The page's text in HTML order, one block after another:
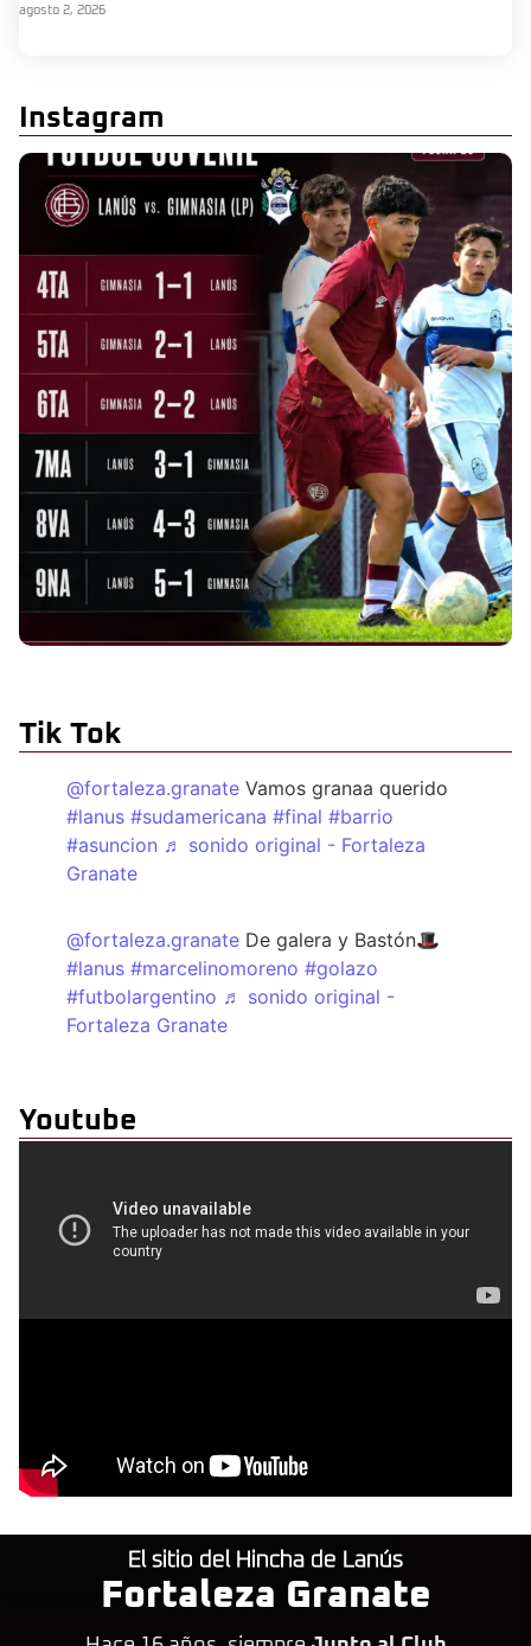
agosto 2, 2026
Instagram
Tik Tok
@fortaleza.granate Vamos granaa querido
#lanus #sudamericana #final #barrio
#asuncion ♬ sonido original - Fortaleza
Granate
@fortaleza.granate De galera y Bastón🎩
#lanus #marcelinomoreno #golazo
#futbolargentino ♬ sonido original -
Fortaleza Granate
Youtube
El sitio del Hincha de Lanús
Fortaleza Granate